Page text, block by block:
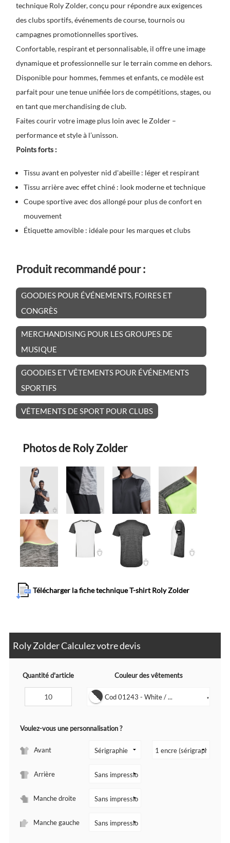
technique Roly Zolder, conçu pour répondre aux exigences
des clubs sportifs, événements de course, tournois ou
campagnes promotionnelles sportives.
Confortable, respirant et personnalisable, il offre une image
dynamique et professionnelle sur le terrain comme en dehors.
Disponible pour hommes, femmes et enfants, ce modèle est
parfait pour une tenue unifiée lors de compétitions, stages, ou
en tant que merchandising de club.
Faites courir votre image plus loin avec le Zolder –
performance et style à l’unisson.
Points forts :
Tissu avant en polyester nid d'abeille : léger et respirant
Tissu arrière avec effet chiné : look moderne et technique
Coupe sportive avec dos allongé pour plus de confort en
mouvement
Étiquette amovible : idéale pour les marques et clubs
Produit recommandé pour :
GOODIES POUR ÉVÉNEMENTS, FOIRES ET
CONGRÈS
MERCHANDISING POUR LES GROUPES DE
MUSIQUE
GOODIES ET VÊTEMENTS POUR ÉVÉNEMENTS
SPORTIFS
VÊTEMENTS DE SPORT POUR CLUBS
Photos de Roly Zolder
Télécharger la fiche technique T-shirt Roly Zolder
Roly Zolder Calculez votre devis
Quantité d'article Couleur des vêtements
Cod 01243 - White / ... ▼
Voulez-vous une personnalisation ?
Avant
Arrière
Manche droite
Manche gauche